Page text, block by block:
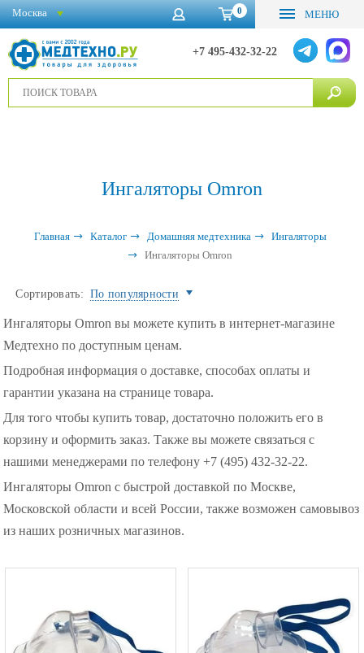
0 МЕНЮ
+7 495-432-32-22
Москва
Ингаляторы Omron
Главная Каталог Домашняя медтехника
Ингаляторы
Ингаляторы Omron
Сортировать: По популярности
Ингаляторы Omron вы можете купить в интернет-магазине
Медтехно по доступным ценам.
Подробная информация о доставке, способах оплаты и
гарантии указана на странице товара.
Для того чтобы купить товар, достаточно положить его в
корзину и оформить заказ. Также вы можете связаться с
нашими менеджерами по телефону +7 (495) 432-32-22.
Ингаляторы Omron с быстрой доставкой по Москве,
Московской области и всей России, также возможен самовывоз
из наших розничных магазинов.